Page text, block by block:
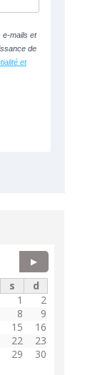
▶
s
d
1
2
8
9
15
16
22
23
29
30